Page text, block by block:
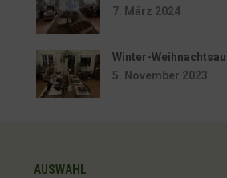
7. März 2024
Winter-
5. November 2023
AUSWAHL